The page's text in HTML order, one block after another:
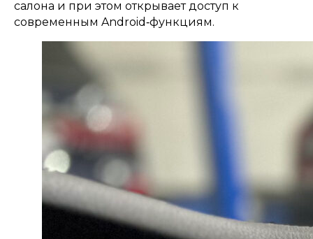
салона и при этом открывает доступ к
современным Android‑функциям.